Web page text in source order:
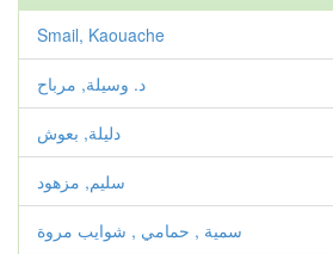
Smail, Kaouache
د. وسيلة, مرباح
دليلة, بعوش
سليم, مزهود
سمية , حمامي , شوايب مروة